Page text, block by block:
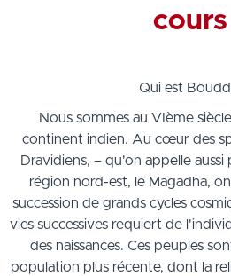
Qui est
Nous sommes au VIème
continent indien. Au cœur des
Dravidiens, – qu'on appelle aussi
région nord-est, le Magadha,
succession de grands cycles
vies successives requiert de
des naissances. Ces peuples
population plus récente, dont la